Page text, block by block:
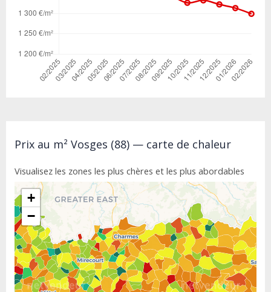
Prix au m² Vosges (88) — carte de chaleur
Visualisez les zones les plus chères et les plus abordables
+
−